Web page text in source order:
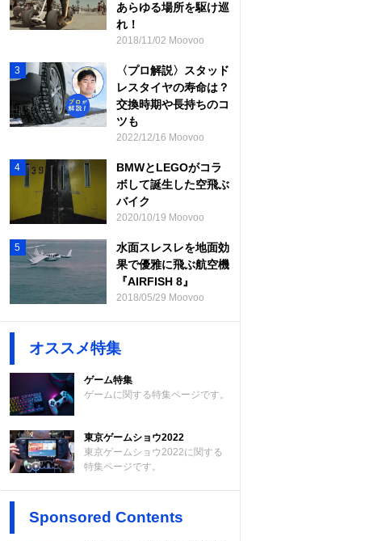
あらゆる場所を駆け巡
れ！
2018/11/02 Moovoo
3
〈プロ解説〉スタッド
レスタイヤの寿命は？
交換時期や長持ちのコ
ツも
2022/12/16 Moovoo
4
BMWとLEGOがコラ
ボして誕生した空飛ぶ
バイク
2020/10/19 Moovoo
5
水面スレスレを地面効
果で優雅に飛ぶ航空機
『AIRFISH 8』
2018/05/29 Moovoo
オススメ特集
ゲーム特集
ゲームに関する特集ページです。
東京ゲームショウ2022
東京ゲームショウ2022に関する
特集ページです。
Sponsored Contents